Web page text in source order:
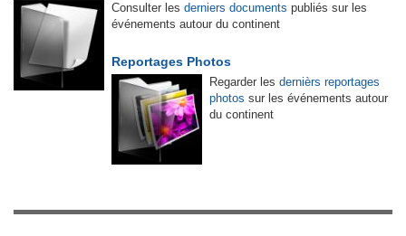
Consulter les derniers documents publiés sur les
événements autour du continent
Reportages Photos
Regarder les dernièrs reportages
photos sur les événements autour
du continent